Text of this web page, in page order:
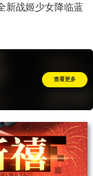
新战姬少女降临蓝
查看更多